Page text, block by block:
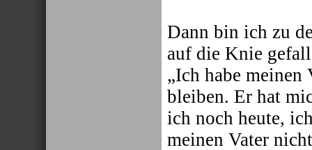
Dann bin ich zu
auf die Knie
„Ich habe meinen
bleiben. Er hat
ich noch heute,
meinen Vater